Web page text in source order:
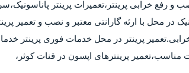
رفع خرابی پرینتر،تعمیرات پرینتر
در محل با ارئه گارانتی معتبر و نصب و تعمیر
پرینتر در محل خدمات فوری پرینتر
پرینترهای اپسون در قنات کوثر،